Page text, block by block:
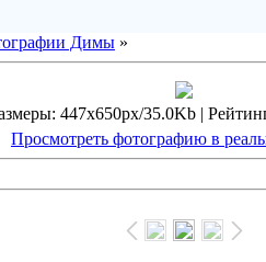
Димы »
447x650px/35.0Kb |
Просмотреть фотографию в